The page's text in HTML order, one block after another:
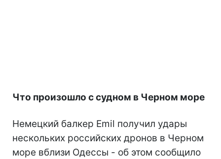
Что произошло с судном в Черном море
Немецкий балкер Emil получил удары
нескольких российских дронов в Черном
море вблизи Одессы - об этом сообщило